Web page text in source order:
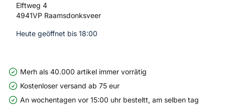
Elftweg 4
4941VP Raamsdonksveer
Heute geöffnet bis 18:00
Merh als 40.000 artikel immer vorrätig
Kostenloser versand ab 75 eur
An wochentagen vor 15:00 uhr besteltt, am selben tag